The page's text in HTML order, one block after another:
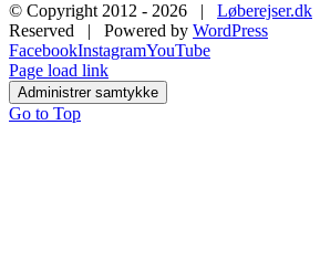
© Copyright 2012 - 2026 | Løberejser.dk
Reserved | Powered by WordPress
FacebookInstagramYouTube
Page load link
Administrer samtykke
Go to Top